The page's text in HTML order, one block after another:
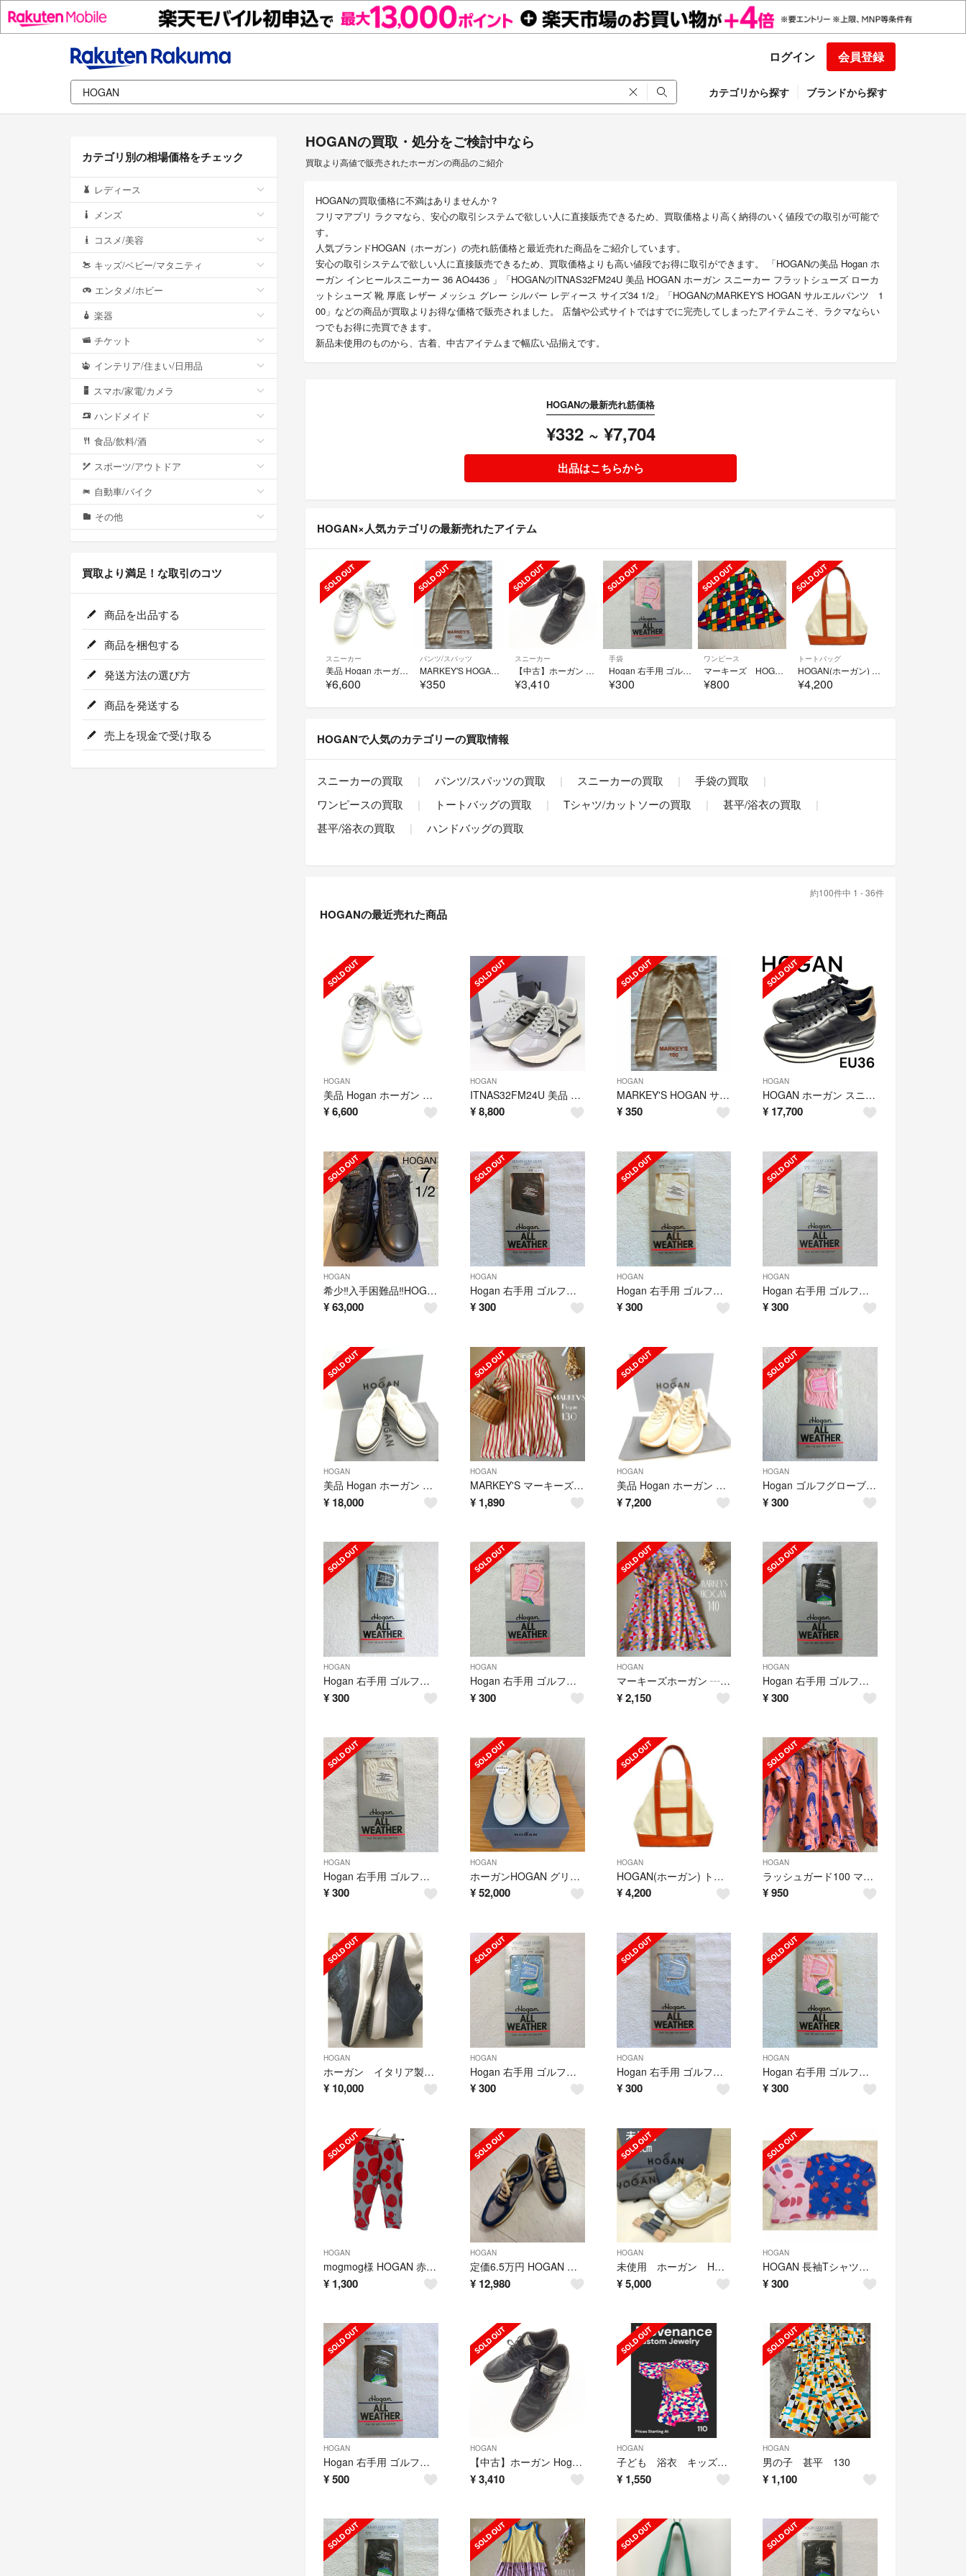
ログイン 会員登録
カテゴリから探す ブランドから探す
HOGANの買取・処分をご検討中なら
買取より高値で販売されたホーガンの商品のご紹介
HOGANの買取価格に不満はありませんか？
フリマアプリ ラクマなら、安心の取引システムで欲しい人に直接販売できるため、買取価格より高く納得のいく値段での取引が可能で
す。
人気ブランドHOGAN（ホーガン）の売れ筋価格と最近売れた商品をご紹介しています。
安心の取引システムで欲しい人に直接販売できるため、買取価格よりも高い値段でお得に取引ができます。 「HOGANの美品 Hogan ホ
ーガン インヒールスニーカー 36 AO4436 」「HOGANのITNAS32FM24U 美品 HOGAN ホーガン スニーカー フラットシューズ ローカ
ットシューズ 靴 厚底 レザー メッシュ グレー シルバー レディース サイズ34 1/2」「HOGANのMARKEY'S HOGAN サルエルパンツ 1
00」などの商品が買取よりお得な価格で販売されました。 店舗や公式サイトではすでに完売してしまったアイテムこそ、ラクマならい
つでもお得に売買できます。
新品未使用のものから、古着、中古アイテムまで幅広い品揃えです。
HOGANの最新売れ筋価格
¥332 ~ ¥7,704
出品はこちらから
HOGAN×人気カテゴリの最新売れたアイテム
スニーカー
美品 Hogan ホーガン インヒールスニーカー 36 AO4436
¥6,600
パンツ/スパッツ
MARKEY'S HOGAN サルエルパンツ 100
¥350
スニーカー
【中古】ホーガン Hogan レザー スニーカー ブラック【サイズ8】【メンズ】
¥3,410
手袋
Hogan 右手用 ゴルフグローブ ピンク 20サイズ レディース 訳あり
¥300
ワンピース
マーキーズ HOGANワンピース
¥800
トートバッグ
HOGAN(ホーガン) トートバッグ - アイボリー×オレンジ レザー
¥4,200
HOGANで人気のカテゴリーの買取情報
スニーカーの買取 パンツ/スパッツの買取 スニーカーの買取
手袋の買取
ワンピースの買取
トートバッグの買取 Tシャツ/カットソーの買取
甚平/浴衣の買取
甚平/浴衣の買取
ハンドバッグの買取
約100件中 1 - 36件
HOGANの最近売れた商品
HOGAN
美品 Hogan ホーガン インヒールスニーカー 36 AO4436
¥6,600
HOGAN
ITNAS32FM24U 美品 HOGAN ホーガン スニーカー フラットシューズ ローカットシューズ 靴 厚底 レザー メッシュ グレー シルバー レディース サイズ34 1/2
¥8,800
HOGAN
MARKEY'S HOGAN サルエルパンツ 100
¥ 350
HOGAN
HOGAN ホーガン スニーカー イタリアブランド EU36
¥ 17,700
HOGAN
希少‼️入手困難品‼️HOGAN ホーガン Hストライプススニーカー 黒 ７1/2
¥63,000
HOGAN
Hogan 右手用 ゴルフグローブ ブラック 19サイズ レディース 訳あり
¥300
HOGAN
Hogan 右手用 ゴルフグローブ ホワイト 21サイズ レディース 訳あり
¥ 300
HOGAN
Hogan 右手用 ゴルフグローブ ホワイト 18サイズ レディース 訳あり
¥300
HOGAN
美品 Hogan ホーガン レザースニーカー 36 レースアップシューズ 靴 レディース AN3076
¥ 18,000
HOGAN
MARKEY'S マーキーズ ホーガン 手書きストライプワンピース130
¥ 1,890
HOGAN
美品 Hogan ホーガン スニーカー 36.5 レディース AM8394A49
¥ 7,200
HOGAN
Hogan ゴルフグローブ ピンク 21サイズ レディース 訳あり
¥300
HOGAN
Hogan 右手用 ゴルフグローブ サックス 21サイズ レディース 訳あり
¥300
HOGAN
Hogan 右手用 ゴルフグローブ ピンク 20サイズ レディース 訳あり
¥300
HOGAN
マーキーズホーガン ┄▸◂ 幾何学トライアングルデザインワンピース140
¥ 2,150
HOGAN
Hogan 右手用 ゴルフグローブ ブラック 18サイズ レディース 訳あり
¥300
HOGAN
Hogan 右手用 ゴルフグローブ ホワイト 19サイズ レディース 訳あり
¥300
HOGAN
ホーガンHOGAN グリッター レザースニーカー 24cm チョコ様専用
¥52,000
HOGAN
HOGAN(ホーガン) トートバッグ - アイボリー×オレンジ レザー
¥ 4,200
HOGAN
ラッシュガード100 マーキーズ ホーガン
¥950
HOGAN
ホーガン イタリア製スニーカー
¥ 10,000
HOGAN
Hogan 右手用 ゴルフグローブ サックス 21サイズ レディース 訳あり
¥300
HOGAN
Hogan 右手用 ゴルフグローブ サックス 20サイズ レディース 訳あり
¥ 300
HOGAN
Hogan 右手用 ゴルフグローブ ピンク 21サイズ レディース 訳あり
¥300
HOGAN
mogmog様 HOGAN 赤ドットリブパンツ
¥ 1,300
HOGAN
定価6.5万円 HOGAN ホーガン デザインスニーカー 23.5cm
¥ 12,980
HOGAN
未使用 ホーガン HOGAN 厚底 スニーカー 22cm FJ20
¥ 5,000
HOGAN
HOGAN 長袖Tシャツ 100サイズ 2枚セット
¥300
HOGAN
Hogan 右手用 ゴルフグローブ ブラック 21サイズ レディース 訳あり
¥500
HOGAN
【中古】ホーガン Hogan レザー スニーカー ブラック【サイズ8】【メンズ】
¥3,410
HOGAN
子ども 浴衣 キッズ浴衣 女の子
¥ 1,550
HOGAN
男の子 甚平 130
¥ 1,100
カテゴリ別の相場価格をチェック
レディース
メンズ
コスメ/美容
キッズ/ベビー/マタニティ
エンタメ/ホビー
楽器
チケット
インテリア/住まい/日用品
スマホ/家電/カメラ
ハンドメイド
食品/飲料/酒
スポーツ/アウトドア
自動車/バイク
その他
買取より満足！な取引のコツ
商品を出品する
商品を梱包する
発送方法の選び方
商品を発送する
売上を現金で受け取る